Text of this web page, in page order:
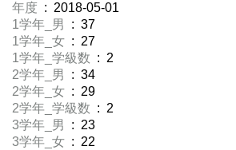
年度 : 2018-05-01
1学年_男
: 37
1学年_女 : 27
1学年_学級数 : 2
2学年_男
: 34
2学年_女 : 29
2学年_学級数 : 2
3学年_男
: 23
3学年_女 : 22